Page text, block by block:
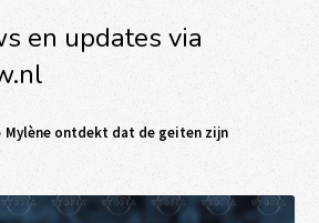
en updates via
Mylène ontdekt dat de geiten zijn